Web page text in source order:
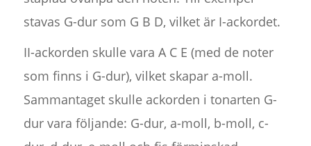
stavas G-dur som G B D, vilket är I-ackordet.
II-ackorden skulle vara A C E (med de noter
som finns i G-dur), vilket skapar a-moll.
Sammantaget skulle ackorden i tonarten G-
dur vara följande: G-dur, a-moll, b-moll, c-